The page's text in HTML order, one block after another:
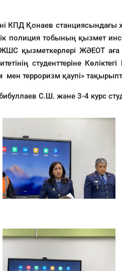
Қонаев станциясындағы
полиция тобының қызмет
ЖШС қызметкерлері ЖӘЕОТ
студенттеріне
терроризм қаупі»
С.Ш. және 3-4 курс